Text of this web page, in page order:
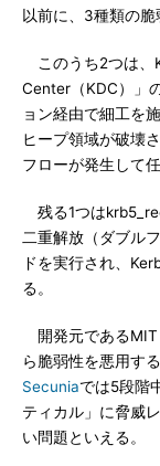
以前に、3種類の脆
このうち2つは、
Center（KDC）」
ョン経由で細工を
ヒープ領域が破壊
フローが発生して
残る1つは
二重解放（ダブル
ドを実行され、
る。
開発元であるMIT
ら脆弱性を悪用す
Secuniaでは5段階
ティカル」に脅威
い問題といえる。